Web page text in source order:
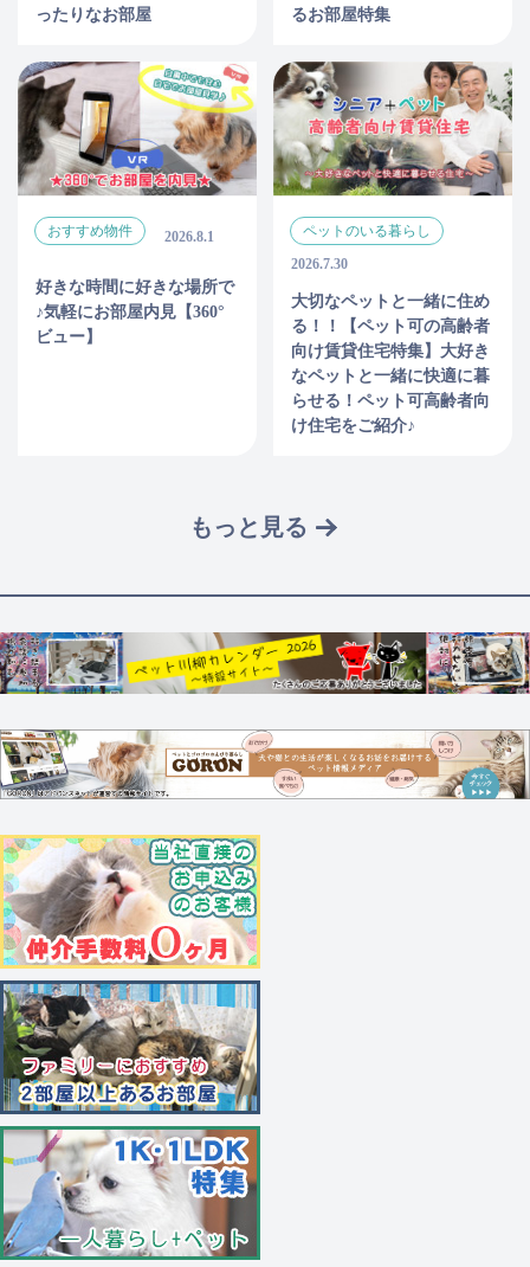
ったりなお部屋
るお部屋特集
おすすめ物件 2026.8.1
好きな時間に好きな場所で
♪気軽にお部屋内見【360°
ビュー】
ペットのいる暮らし
2026.7.30
大切なペットと一緒に住め
る！！【ペット可の高齢者
向け賃貸住宅特集】大好き
なペットと一緒に快適に暮
らせる！ペット可高齢者向
け住宅をご紹介♪
もっと見る